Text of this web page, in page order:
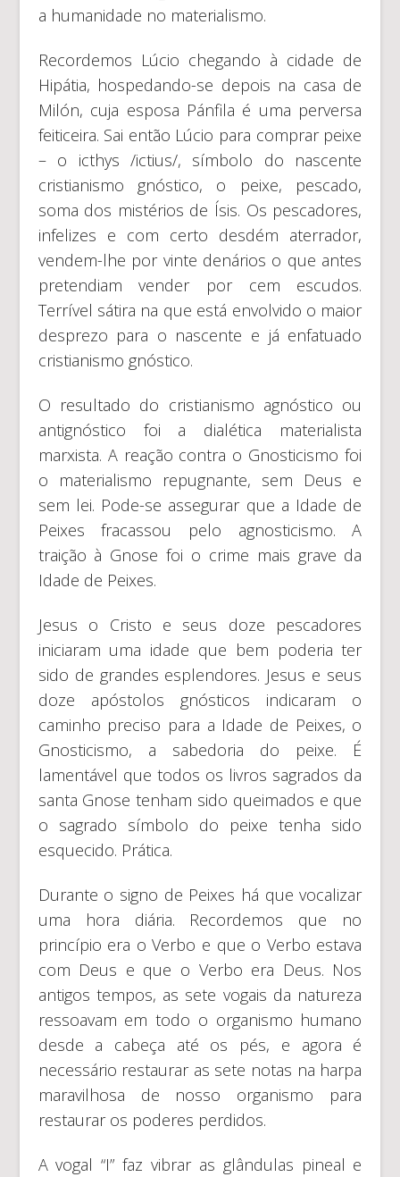
a humanidade no materialismo.
Recordemos Lúcio chegando à cidade de
Hipátia, hospedando-se depois na casa de
Milón, cuja esposa Pánfila é uma perversa
feiticeira. Sai então Lúcio para comprar peixe
– o icthys /ictius/, símbolo do nascente
cristianismo gnóstico, o peixe, pescado,
soma dos mistérios de Ísis. Os pescadores,
infelizes e com certo desdém aterrador,
vendem-lhe por vinte denários o que antes
pretendiam vender por cem escudos.
Terrível sátira na que está envolvido o maior
desprezo para o nascente e já enfatuado
cristianismo gnóstico.
O resultado do cristianismo agnóstico ou
antignóstico foi a dialética materialista
marxista. A reação contra o Gnosticismo foi
o materialismo repugnante, sem Deus e
sem lei. Pode-se assegurar que a Idade de
Peixes fracassou pelo agnosticismo. A
traição à Gnose foi o crime mais grave da
Idade de Peixes.
Jesus o Cristo e seus doze pescadores
iniciaram uma idade que bem poderia ter
sido de grandes esplendores. Jesus e seus
doze apóstolos gnósticos indicaram o
caminho preciso para a Idade de Peixes, o
Gnosticismo, a sabedoria do peixe. É
lamentável que todos os livros sagrados da
santa Gnose tenham sido queimados e que
o sagrado símbolo do peixe tenha sido
esquecido. Prática.
Durante o signo de Peixes há que vocalizar
uma hora diária. Recordemos que no
princípio era o Verbo e que o Verbo estava
com Deus e que o Verbo era Deus. Nos
antigos tempos, as sete vogais da natureza
ressoavam em todo o organismo humano
desde a cabeça até os pés, e agora é
necessário restaurar as sete notas na harpa
maravilhosa de nosso organismo para
restaurar os poderes perdidos.
A vogal “I” faz vibrar as glândulas pineal e